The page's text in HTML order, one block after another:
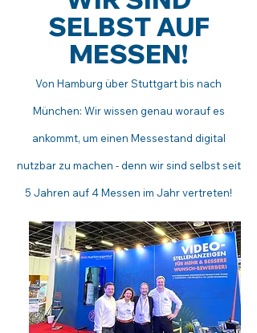
SELBST AUF
MESSEN!
Von Hamburg über Stuttgart bis nach
München: Wir wissen genau worauf es
ankommt, um einen Messestand digital
nutzbar zu machen - denn wir sind selbst seit
5 Jahren auf 4 Messen im Jahr vertreten!